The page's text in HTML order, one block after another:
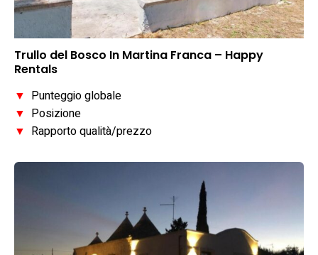
Trullo del Bosco In Martina Franca – Happy
Rentals
▼ Punteggio globale
▼ Posizione
▼ Rapporto qualità/prezzo